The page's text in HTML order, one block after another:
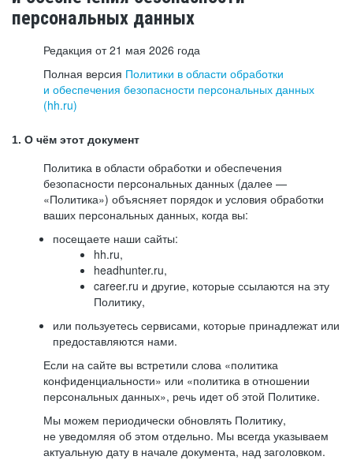
персональных данных
Редакция от 21 мая 2026 года
Полная версия Политики в области обработки
и обеспечения безопасности персональных данных
(hh.ru)
1. О чём этот документ
Политика в области обработки и обеспечения
безопасности персональных данных (далее —
«Политика») объясняет порядок и условия обработки
ваших персональных данных, когда вы:
посещаете наши сайты:
hh.ru,
headhunter.ru,
career.ru и другие, которые ссылаются на эту
Политику,
или пользуетесь сервисами, которые принадлежат или
предоставляются нами.
Если на сайте вы встретили слова «политика
конфиденциальности» или «политика в отношении
персональных данных», речь идет об этой Политике.
Мы можем периодически обновлять Политику,
не уведомляя об этом отдельно. Мы всегда указываем
актуальную дату в начале документа, над заголовком.